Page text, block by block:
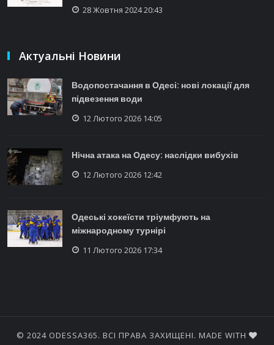
28 Жовтня 2024 20:43
Актуальні Новини
Водопостачання в Одесі: нові локації для
підвезення води
12 Лютого 2026 14:05
Нічна атака на Одесу: наслідки вибухів
12 Лютого 2026 12:42
Одеські хокеїсти тріумфують на
міжнародному турнірі
11 Лютого 2026 17:34
© 2024 ODESSA365. ВСІ ПРАВА ЗАХИЩЕНІ. MADE WITH